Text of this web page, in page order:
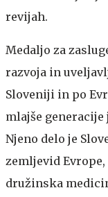
revijah.
Medaljo za
razvoja in
Sloveniji in po
mlajše
Njeno delo je
zemljevid Evrope,
družinska